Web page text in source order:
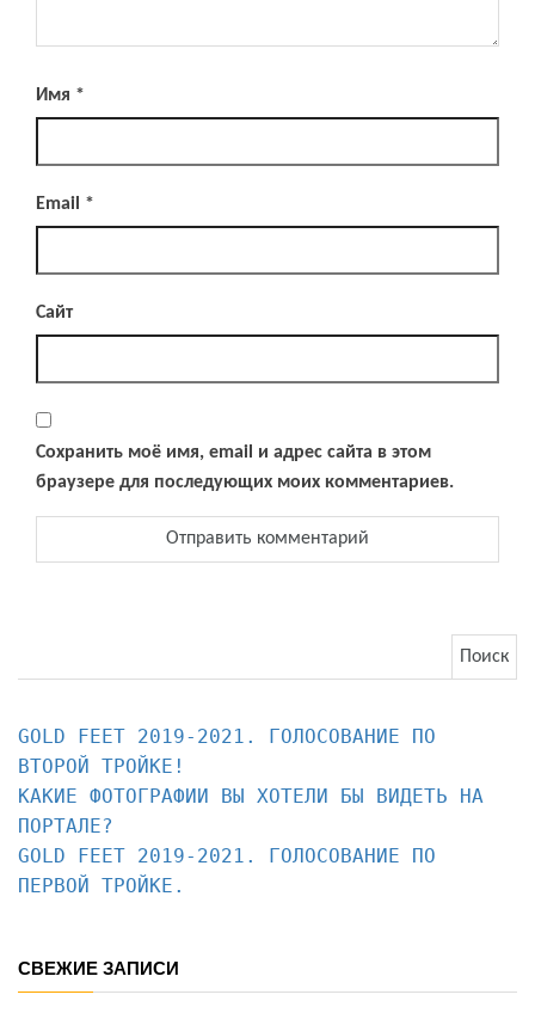
Имя *
Email *
Сайт
Сохранить моё имя, email и адрес сайта в этом
браузере для последующих моих комментариев.
GOLD FEET 2019-2021. ГОЛОСОВАНИЕ ПО
КАКИЕ ФОТОГРАФИИ ВЫ ХОТЕЛИ БЫ ВИДЕТЬ НА
ПОРТАЛЕ?
GOLD FEET 2019-2021. ГОЛОСОВАНИЕ ПО
ПЕРВОЙ ТРОЙКЕ.
СВЕЖИЕ ЗАПИСИ